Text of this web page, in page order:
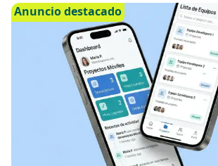
Anuncio destacado